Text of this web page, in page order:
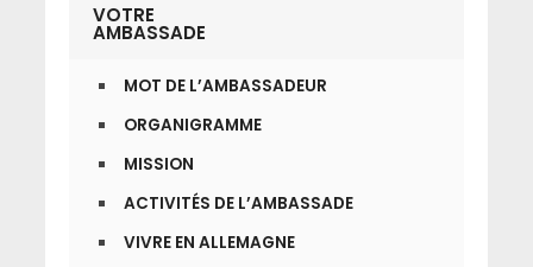
VOTRE
AMBASSADE
MOT DE L’AMBASSADEUR
ORGANIGRAMME
MISSION
ACTIVITÉS DE L’AMBASSADE
VIVRE EN ALLEMAGNE